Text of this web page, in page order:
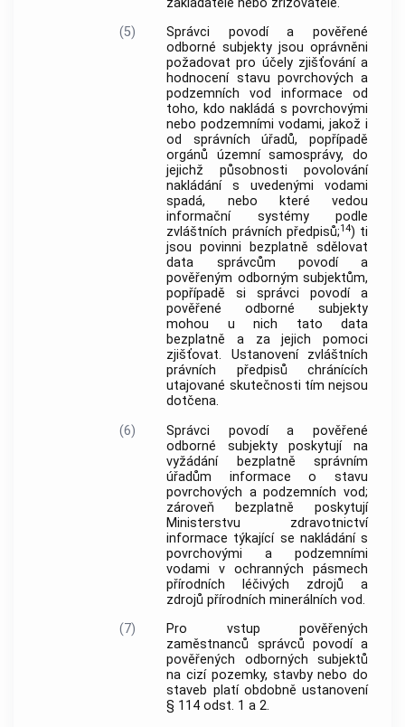
zakladatele nebo zřizovatele.
(5)
Správci povodí a pověřené
odborné subjekty jsou oprávněni
požadovat pro účely zjišťování a
hodnocení stavu povrchových a
podzemních vod informace od
toho, kdo nakládá s povrchovými
nebo podzemními vodami, jakož i
od správních úřadů, popřípadě
orgánů územní samosprávy, do
jejichž působnosti povolování
nakládání s uvedenými vodami
spadá, nebo které vedou
informační systémy podle
zvláštních právních předpisů;14) ti
jsou povinni bezplatně sdělovat
data správcům povodí a
pověřeným odborným subjektům,
popřípadě si správci povodí a
pověřené odborné subjekty
mohou u nich tato data
bezplatně a za jejich pomoci
zjišťovat. Ustanovení zvláštních
právních předpisů chránících
utajované skutečnosti tím nejsou
dotčena.
(6)
Správci povodí a pověřené
odborné subjekty poskytují na
vyžádání bezplatně správním
úřadům informace o stavu
povrchových a podzemních vod;
zároveň bezplatně poskytují
Ministerstvu zdravotnictví
informace týkající se nakládání s
povrchovými a podzemními
vodami v ochranných pásmech
přírodních léčivých zdrojů a
zdrojů přírodních minerálních vod.
(7)
Pro vstup pověřených
zaměstnanců správců povodí a
pověřených odborných subjektů
na cizí pozemky, stavby nebo do
staveb platí obdobně ustanovení
§ 114 odst. 1 a 2.